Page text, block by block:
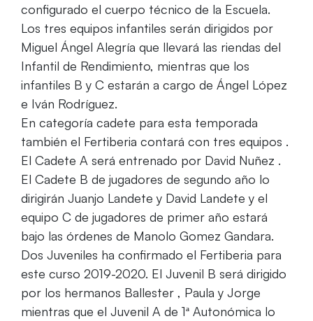
configurado el cuerpo técnico de la Escuela.
Los tres equipos infantiles serán dirigidos por
Miguel Ángel Alegría que llevará las riendas del
Infantil de Rendimiento, mientras que los
infantiles B y C estarán a cargo de Ángel López
e Iván Rodríguez.
En categoría cadete para esta temporada
también el Fertiberia contará con tres equipos .
El Cadete A será entrenado por David Nuñez .
El Cadete B de jugadores de segundo año lo
dirigirán Juanjo Landete y David Landete y el
equipo C de jugadores de primer año estará
bajo las órdenes de Manolo Gomez Gandara.
Dos Juveniles ha confirmado el Fertiberia para
este curso 2019-2020. El Juvenil B será dirigido
por los hermanos Ballester , Paula y Jorge
mientras que el Juvenil A de 1ª Autonómica lo